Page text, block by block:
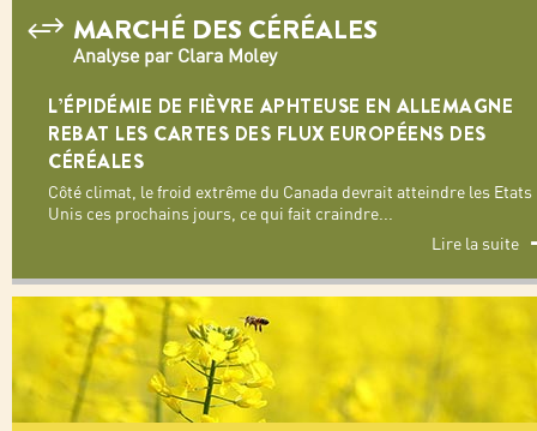
MARCHÉ DES CÉRÉALES
Analyse par Clara Moley
L’ÉPIDÉMIE DE FIÈVRE APHTEUSE EN ALLEMAGNE
REBAT LES CARTES DES FLUX EUROPÉENS DES
CÉRÉALES
Côté climat, le froid extrême du Canada devrait atteindre les Etats
Unis ces prochains jours, ce qui fait craindre...
Lire la suite